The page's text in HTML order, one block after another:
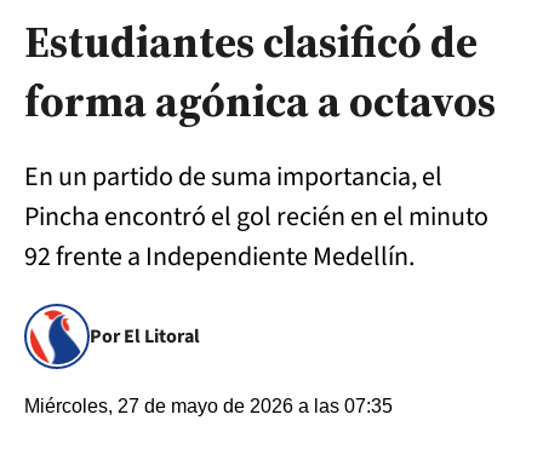
Estudiantes clasificó de
forma agónica a octavos
En un partido de suma importancia, el
Pincha encontró el gol recién en el minuto
92 frente a Independiente Medellín.
Por El Litoral
Miércoles, 27 de mayo de 2026 a las 07:35